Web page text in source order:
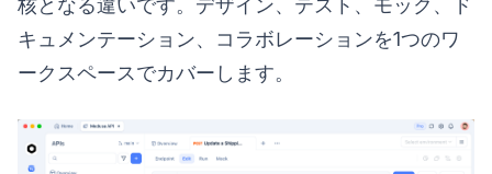
核となる違いです。デザイン、テスト、モック、ド
キュメンテーション、コラボレーションを1つのワ
ークスペースでカバーします。